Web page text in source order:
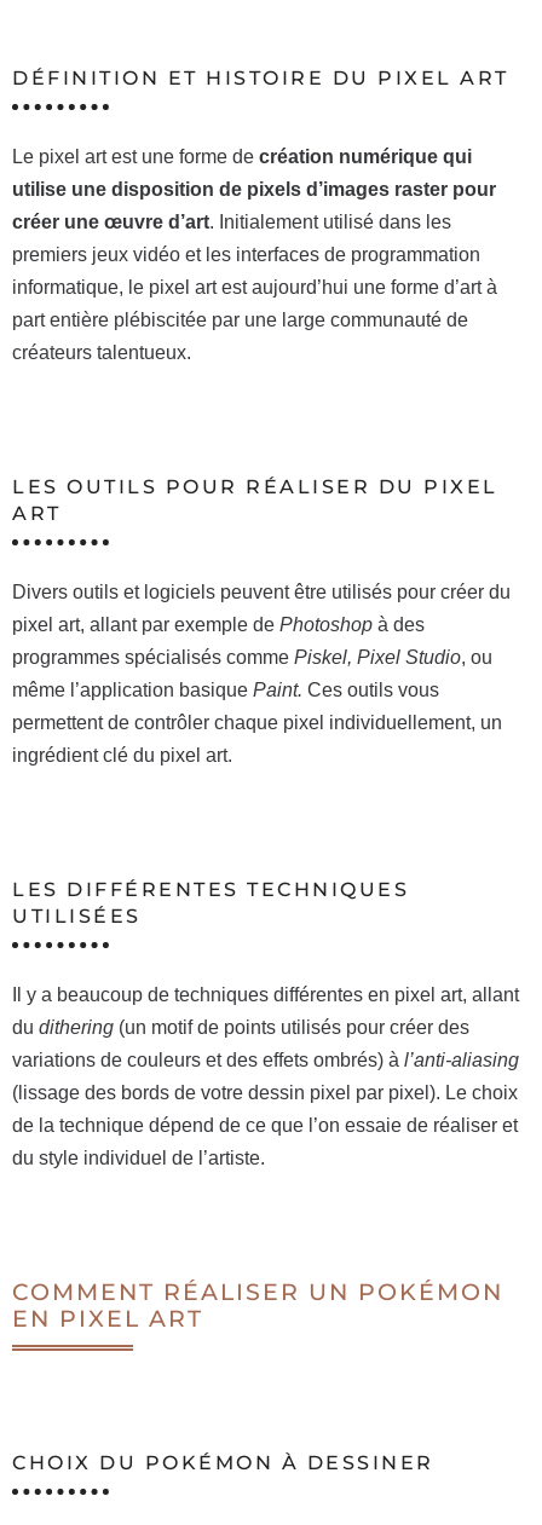
DÉFINITION ET HISTOIRE DU PIXEL ART
Le pixel art est une forme de création numérique qui
utilise une disposition de pixels d’images raster pour
créer une œuvre d’art. Initialement utilisé dans les
premiers jeux vidéo et les interfaces de programmation
informatique, le pixel art est aujourd’hui une forme d’art à
part entière plébiscitée par une large communauté de
créateurs talentueux.
LES OUTILS POUR RÉALISER DU PIXEL
ART
Divers outils et logiciels peuvent être utilisés pour créer du
pixel art, allant par exemple de Photoshop à des
programmes spécialisés comme Piskel, Pixel Studio, ou
même l’application basique Paint. Ces outils vous
permettent de contrôler chaque pixel individuellement, un
ingrédient clé du pixel art.
LES DIFFÉRENTES TECHNIQUES
UTILISÉES
Il y a beaucoup de techniques différentes en pixel art, allant
du dithering (un motif de points utilisés pour créer des
variations de couleurs et des effets ombrés) à l’anti-aliasing
(lissage des bords de votre dessin pixel par pixel). Le choix
de la technique dépend de ce que l’on essaie de réaliser et
du style individuel de l’artiste.
COMMENT RÉALISER UN POKÉMON
EN PIXEL ART
CHOIX DU POKÉMON À DESSINER